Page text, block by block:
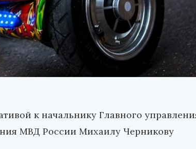
к начальнику Главного
МВД России Михаилу Черникову